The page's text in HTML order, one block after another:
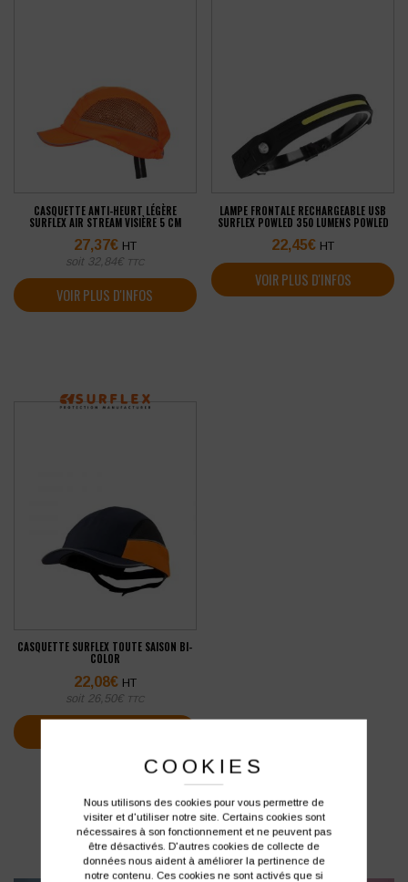
CASQUETTE ANTI-HEURT LÉGÈRE
SURFLEX AIR STREAM VISIÈRE 5 CM
27,37€ HT
soit 32,84€ TTC
VOIR PLUS D'INFOS
LAMPE FRONTALE RECHARGEABLE USB
SURFLEX POWLED 350 LUMENS POWLED
22,45€ HT
VOIR PLUS D'INFOS
CASQUETTE SURFLEX TOUTE SAISON BI-
COLOR
22,08€ HT
soit 26,50€ TTC
[ 3 produits ]
COOKIES
Nous utilisons des cookies pour vous permettre de
visiter et d'utiliser notre site. Certains cookies sont
nécessaires à son fonctionnement et ne peuvent pas
être désactivés. D'autres cookies de collecte de
données nous aident à améliorer la pertinence de
notre contenu. Ces cookies ne sont activés que si